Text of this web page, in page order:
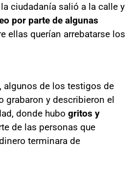
la ciudadanía salió a la calle y
por parte de algunas
ellas querían arrebatarse los
, algunos de los testigos de
grabaron y describieron el
donde hubo gritos y
de las personas que
terminara de